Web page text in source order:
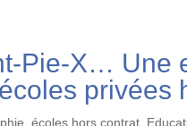
Pie-X… Une
privées
,écoles hors contrat